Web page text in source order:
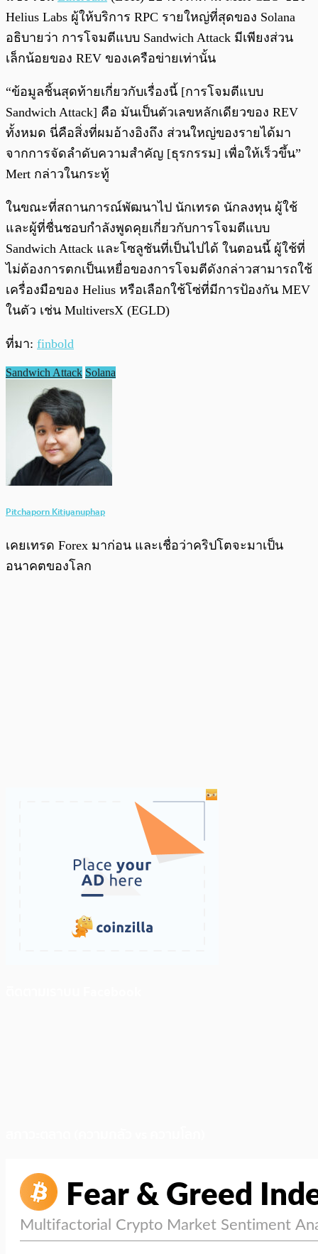
Helius Labs ผู้ให้บริการ RPC รายใหญ่ที่สุดของ Solana
อธิบายว่า การโจมตีแบบ Sandwich Attack มีเพียงส่วน
เล็กน้อยของ REV ของเครือข่ายเท่านั้น
“ข้อมูลชิ้นสุดท้ายเกี่ยวกับเรื่องนี้ [การโจมตีแบบ
Sandwich Attack] คือ มันเป็นตัวเลขหลักเดียวของ REV
ทั้งหมด นี่คือสิ่งที่ผมอ้างอิงถึง ส่วนใหญ่ของรายได้มา
จากการจัดลำดับความสำคัญ [ธุรกรรม] เพื่อให้เร็วขึ้น”
Mert กล่าวในกระทู้
ในขณะที่สถานการณ์พัฒนาไป นักเทรด นักลงทุน ผู้ใช้
และผู้ที่ชื่นชอบกำลังพูดคุยเกี่ยวกับการโจมตีแบบ
Sandwich Attack และโซลูชันที่เป็นไปได้ ในตอนนี้ ผู้ใช้ที่
ไม่ต้องการตกเป็นเหยื่อของการโจมตีดังกล่าวสามารถใช้
เครื่องมือของ Helius หรือเลือกใช้โซ่ที่มีการป้องกัน MEV
ในตัว เช่น MultiversX (EGLD)
ที่มา: finbold
Sandwich Attack Solana
Pitchaporn Kitiyanuphap
เคยเทรด Forex มาก่อน และเชื่อว่าคริปโตจะมาเป็น
อนาคตของโลก